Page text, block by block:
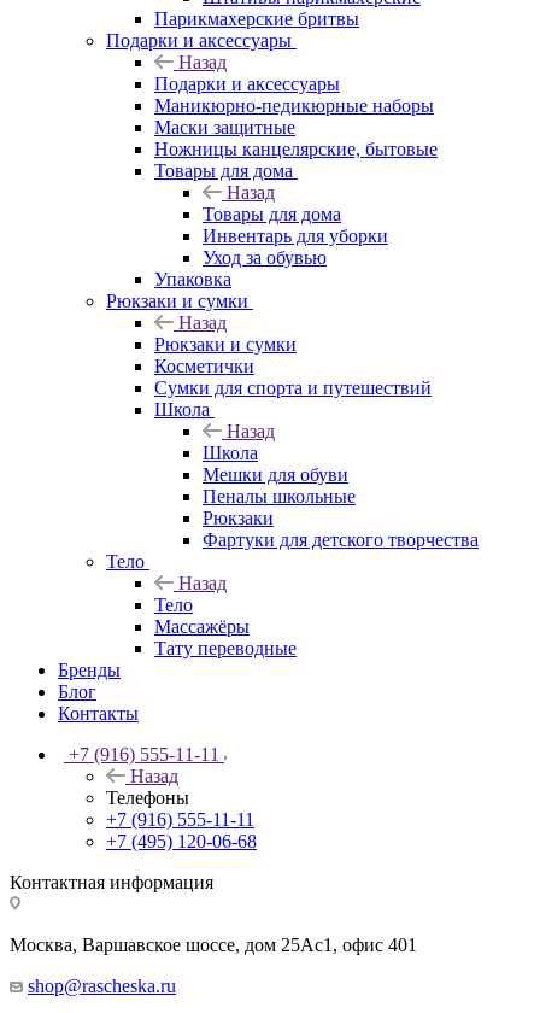
Парикмахерские бритвы
Подарки и аксессуары
Назад
Подарки и аксессуары
Маникюрно-педикюрные наборы
Маски защитные
Ножницы канцелярские, бытовые
Товары для дома
Назад
Товары для дома
Инвентарь для уборки
Уход за обувью
Упаковка
Рюкзаки и сумки
Назад
Рюкзаки и сумки
Косметички
Сумки для спорта и путешествий
Школа
Назад
Школа
Мешки для обуви
Пеналы школьные
Рюкзаки
Фартуки для детского творчества
Тело
Назад
Тело
Массажёры
Тату переводные
Бренды
Блог
Контакты
+7 (916) 555-11-11
Назад
Телефоны
+7 (916) 555-11-11
+7 (495) 120-06-68
Контактная информация
Москва, Варшавское шоссе, дом 25Аc1, офис 401
shop@rascheska.ru